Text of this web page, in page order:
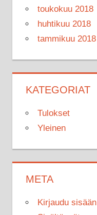
toukokuu 2018
huhtikuu 2018
tammikuu 2018
KATEGORIAT
Tulokset
Yleinen
META
Kirjaudu sisään